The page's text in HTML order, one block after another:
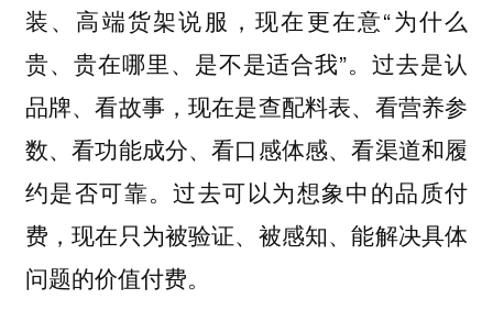
装、高端货架说服，现在更在意“为什么
贵、贵在哪里、是不是适合我”。过去是认
品牌、看故事，现在是查配料表、看营养参
数、看功能成分、看口感体感、看渠道和履
约是否可靠。过去可以为想象中的品质付
费，现在只为被验证、被感知、能解决具体
问题的价值付费。